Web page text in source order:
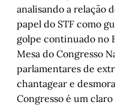
analisando a relação
papel do STF como
golpe continuado no
Mesa do Congresso
parlamentares de
chantagear e
Congresso é um